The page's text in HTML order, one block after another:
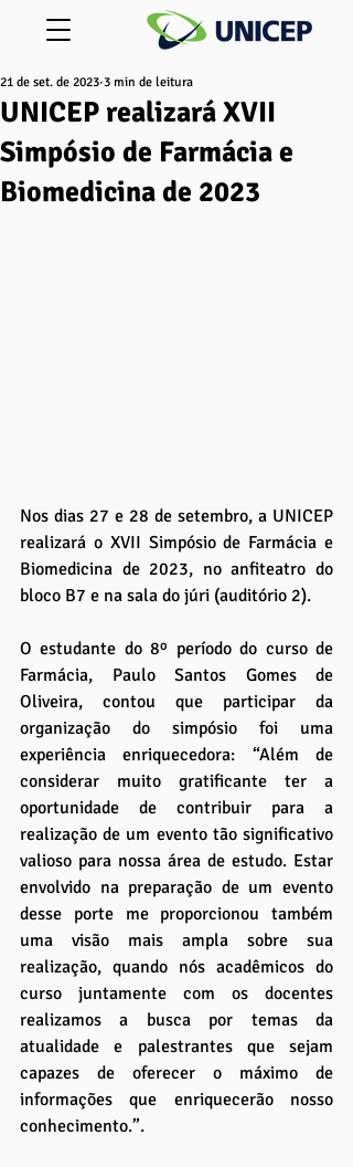
UNICEP realizará XVII
Simpósio de Farmácia e
Biomedicina de 2023
21 de set. de 2023 3 min de leitura
Nos dias 27 e 28 de setembro, a UNICEP
realizará o XVII Simpósio de Farmácia e
Biomedicina de 2023, no anfiteatro do
bloco B7 e na sala do júri (auditório 2).
O estudante do 8º período do curso de
Farmácia, Paulo Santos Gomes de
Oliveira, contou que participar da
organização do simpósio foi uma
experiência enriquecedora: “Além de
considerar muito gratificante ter a
oportunidade de contribuir para a
realização de um evento tão significativo
valioso para nossa área de estudo. Estar
envolvido na preparação de um evento
desse porte me proporcionou também
uma visão mais ampla sobre sua
realização, quando nós acadêmicos do
curso juntamente com os docentes
realizamos a busca por temas da
atualidade e palestrantes que sejam
capazes de oferecer o máximo de
informações que enriquecerão nosso
conhecimento.”.